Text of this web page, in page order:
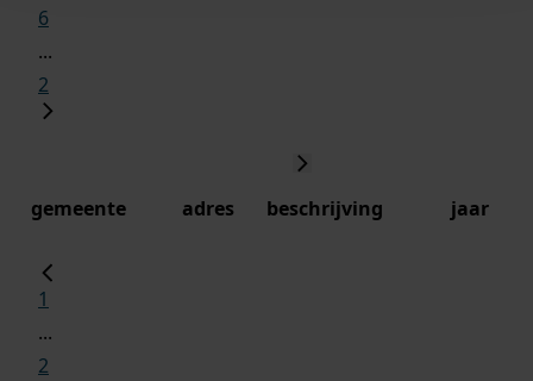
6
...
2
gemeente adres beschrijving jaar
1
...
2